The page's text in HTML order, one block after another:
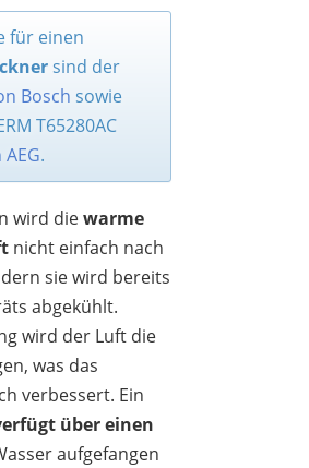
für einen
sind der
Bosch sowie
T65280AC
.
wird diewarme
nicht einfach nach
sie wird bereits
abgekühlt.
wird der Luft die
was das
verbessert. Ein
über einen
aufgefangen